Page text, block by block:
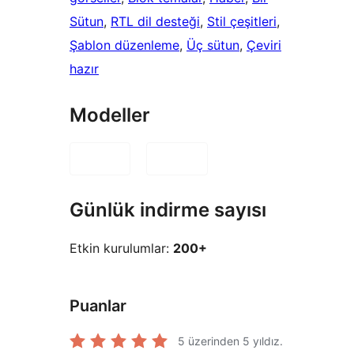
Sütun, RTL dil desteği, Stil çeşitleri
Şablon düzenleme, Üç sütun, Çeviri
hazır
Modeller
Günlük indirme sayısı
Etkin kurulumlar: 200+
Puanlar
5 üzerinden 5 yıldız.